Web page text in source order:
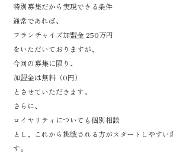
特別募集だから実現できる条件
通常であれば、
フランチャイズ加盟金 250万円
をいただいておりますが、
今回の募集に限り、
加盟金は無料（0円）
とさせていただきます。
さらに、
ロイヤリティについても個別相談
とし、これから挑戦される方がスタートしやすい
す。